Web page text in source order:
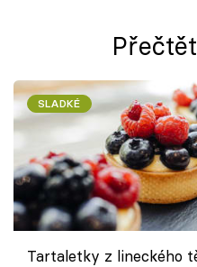
SLADKÉ
Tartaletky z lineckého